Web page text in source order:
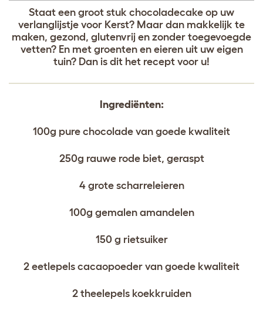
Staat een groot stuk chocoladecake op uw
verlanglijstje voor Kerst? Maar dan makkelijk te
maken, gezond, glutenvrij en zonder toegevoegde
vetten? En met groenten en eieren uit uw eigen
tuin? Dan is dit het recept voor u!
Ingrediënten:
100g pure chocolade van goede kwaliteit
250g rauwe rode biet, geraspt
4 grote scharreleieren
100g gemalen amandelen
150 g rietsuiker
2 eetlepels cacaopoeder van goede kwaliteit
2 theelepels koekkruiden